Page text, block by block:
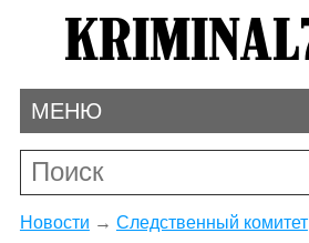
МЕНЮ
Новости → Следственный комитет